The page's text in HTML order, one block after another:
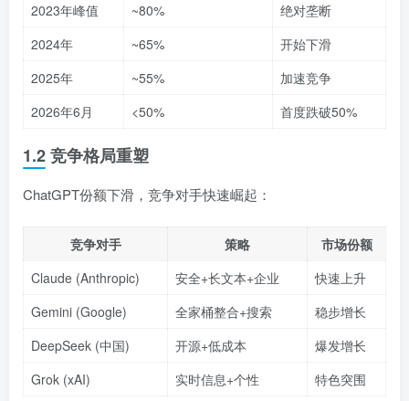
2023年峰值
~80%
绝对垄断
2024年
~65%
开始下滑
2025年
~55%
加速竞争
2026年6月
<50% 首度跌破50%
1.2 竞争格局重塑
ChatGPT份额下滑，竞争对手快速崛起：
竞争对手 策略
市场份额
Claude (Anthropic)
安全+长文本+企业
快速上升
Gemini (Google)
全家桶整合+搜索
稳步增长
DeepSeek (中国)
开源+低成本
爆发增长
Grok (xAI)
实时信息+个性 特色突围